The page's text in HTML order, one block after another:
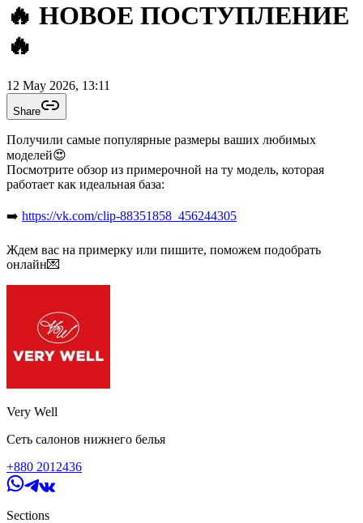
🔥 НОВОЕ ПОСТУПЛЕНИЕ
🔥
12 May 2026, 13:11
Share
Получили самые популярные размеры ваших любимых
моделей😍
Посмотрите обзор из примерочной на ту модель, которая
работает как идеальная база:
➡️ https://vk.com/clip-88351858_456244305
Ждем вас на примерку или пишите, поможем подобрать
онлайн💌
Very Well
Сеть салонов нижнего белья
+880 2012436
Sections